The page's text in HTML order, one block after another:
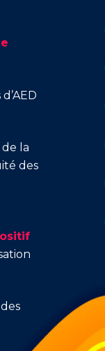
la
des